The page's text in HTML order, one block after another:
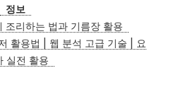
카
테
고
리
정보
조리하는 법과 기름장 활용
활용법 | 웹 분석 고급 기술 | 요
실전 활용